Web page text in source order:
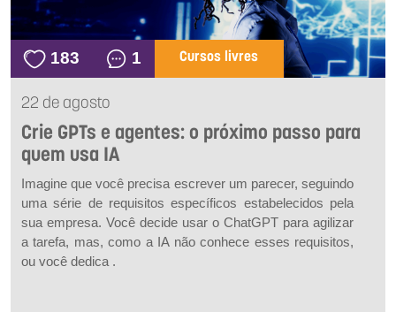
183 1 Cursos livres
22 de agosto
Crie GPTs e agentes: o próximo passo para
quem usa IA
Imagine que você precisa escrever um parecer, seguindo
uma série de requisitos específicos estabelecidos pela
sua empresa. Você decide usar o ChatGPT para agilizar
a tarefa, mas, como a IA não conhece esses requisitos,
ou você dedica .